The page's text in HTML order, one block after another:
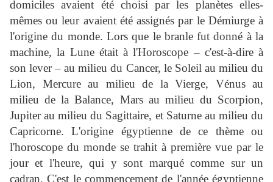
domiciles avaient été choisi par les planètes elles-
mêmes ou leur avaient été assignés par le Démiurge à
l'origine du monde. Lors que le branle fut donné à la
machine, la Lune était à l'Horoscope – c'est-à-dire à
son lever – au milieu du Cancer, le Soleil au milieu du
Lion, Mercure au milieu de la Vierge, Vénus au
milieu de la Balance, Mars au milieu du Scorpion,
Jupiter au milieu du Sagittaire, et Saturne au milieu du
Capricorne. L'origine égyptienne de ce thème ou
l'horoscope du monde se trahit à première vue par le
jour et l'heure, qui y sont marqué comme sur un
cadran. C'est le commencement de l'année égyptienne